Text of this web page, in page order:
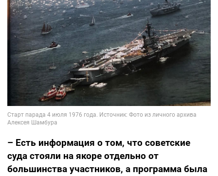
– Есть информация о том, что советские
суда стояли на якоре отдельно от
большинства участников, а программа была